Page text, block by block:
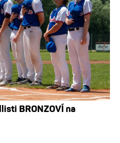
BRONZOVÍ na